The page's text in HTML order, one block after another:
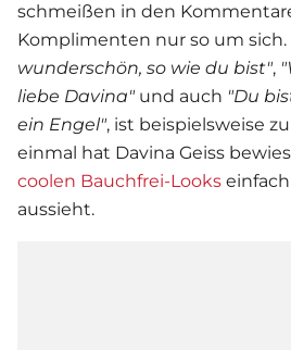
schmeißen in den
Komplimenten nur so um sich.
wunderschön, so wie du bist",
liebe Davina" und auch "Du
ein Engel", ist beispielsweise
einmal hat Davina Geiss
coolen Bauchfrei-Looks
aussieht.